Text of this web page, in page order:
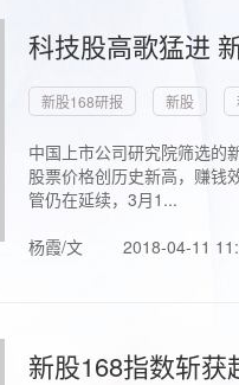
科技股高歌猛进
新股168研报 新股
中国上市公司研究院筛选的
股票价格创历史新高，赚钱
管仍在延续，3月1...
杨霞/文
2018-04-11
新股168指数斩